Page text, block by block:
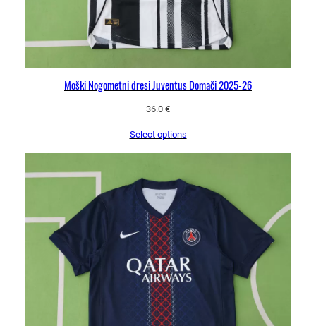
Moški Nogometni dresi Juventus Domači 2025-26
36.0 €
Select options